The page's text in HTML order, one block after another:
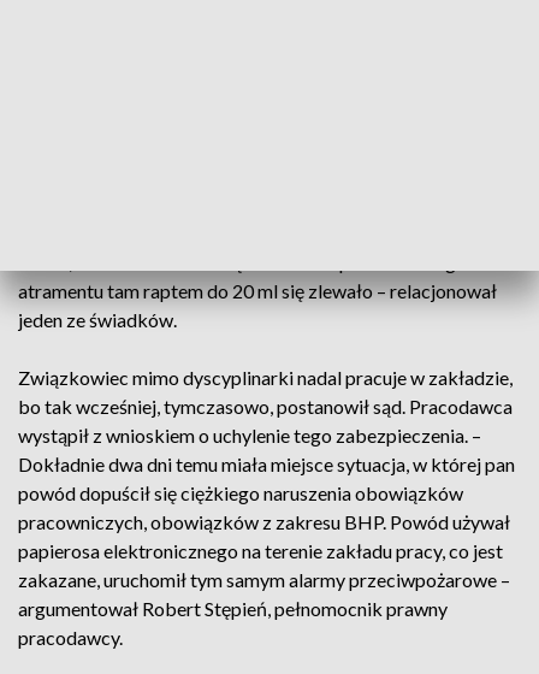
atramentu tam raptem do 20 ml się zlewało – relacjonował
jeden ze świadków.
Związkowiec mimo dyscyplinarki nadal pracuje w zakładzie,
bo tak wcześniej, tymczasowo, postanowił sąd. Pracodawca
wystąpił z wnioskiem o uchylenie tego zabezpieczenia. –
Dokładnie dwa dni temu miała miejsce sytuacja, w której pan
powód dopuścił się ciężkiego naruszenia obowiązków
pracowniczych, obowiązków z zakresu BHP. Powód używał
papierosa elektronicznego na terenie zakładu pracy, co jest
zakazane, uruchomił tym samym alarmy przeciwpożarowe –
argumentował Robert Stępień, pełnomocnik prawny
pracodawcy.